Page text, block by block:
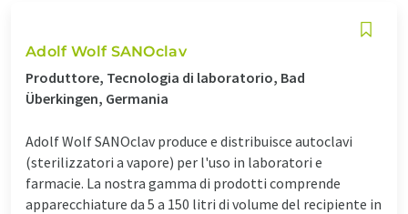
Adolf Wolf SANOclav
Produttore, Tecnologia di laboratorio, Bad
Überkingen, Germania
Adolf Wolf SANOclav produce e distribuisce autoclavi
(sterilizzatori a vapore) per l'uso in laboratori e
farmacie. La nostra gamma di prodotti comprende
apparecchiature da 5 a 150 litri di volume del recipiente in